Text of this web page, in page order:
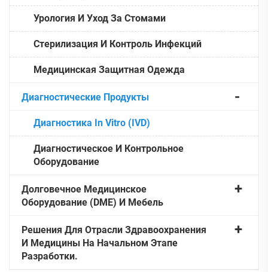
Урология И Уход За Стомами
Стерилизация И Контроль Инфекций
Медицинская Защитная Одежда
Диагностические Продукты
Диагностика In Vitro (IVD)
Диагностическое И Контрольное
Оборудование
Долговечное Медицинское
Оборудование (DME) И Мебель
Решения Для Отрасли Здравоохранения
И Медицины На Начальном Этапе
Разработки.